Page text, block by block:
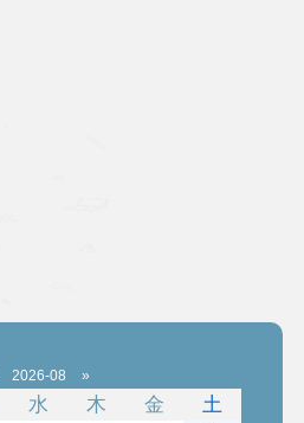
2026-08 »
水 木 金
土